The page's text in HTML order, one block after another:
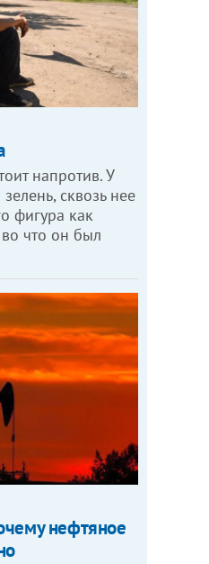
напротив. У
сквозь нее
фигура как
что он был
нефтяное